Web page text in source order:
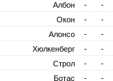
Албон
- -
Окон
- -
Алонсо
- -
Хюлкенберг
- -
Строл
- -
Ботас
- -